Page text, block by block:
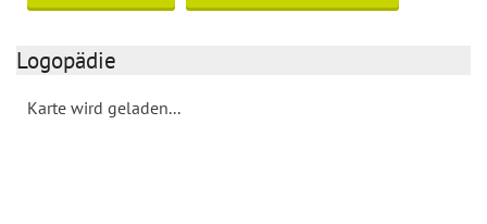
Logopädie
Karte wird geladen...